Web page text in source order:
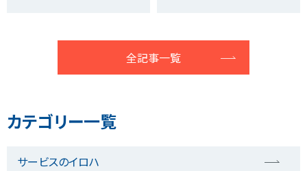
全記事一覧
カテゴリー一覧
サービスのイロハ